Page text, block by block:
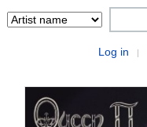
Log in |